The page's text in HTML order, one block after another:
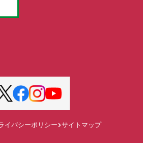
イバシーポリシー サイトマップ